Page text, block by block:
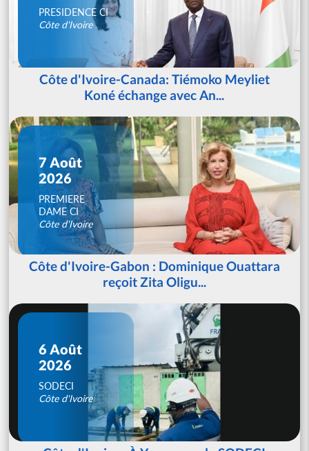
PRESIDENCE CI
Côte d'Ivoire
Côte d'Ivoire-Canada: Tiémoko Meyliet
Koné échange avec An...
7 Août
2026
PREMIERE
DAME CI
Côte d'Ivoire
Côte d'Ivoire-Gabon : Dominique Ouattara
reçoit Zita Oligu...
6 Août
2026
SODECI
Côte d'Ivoire